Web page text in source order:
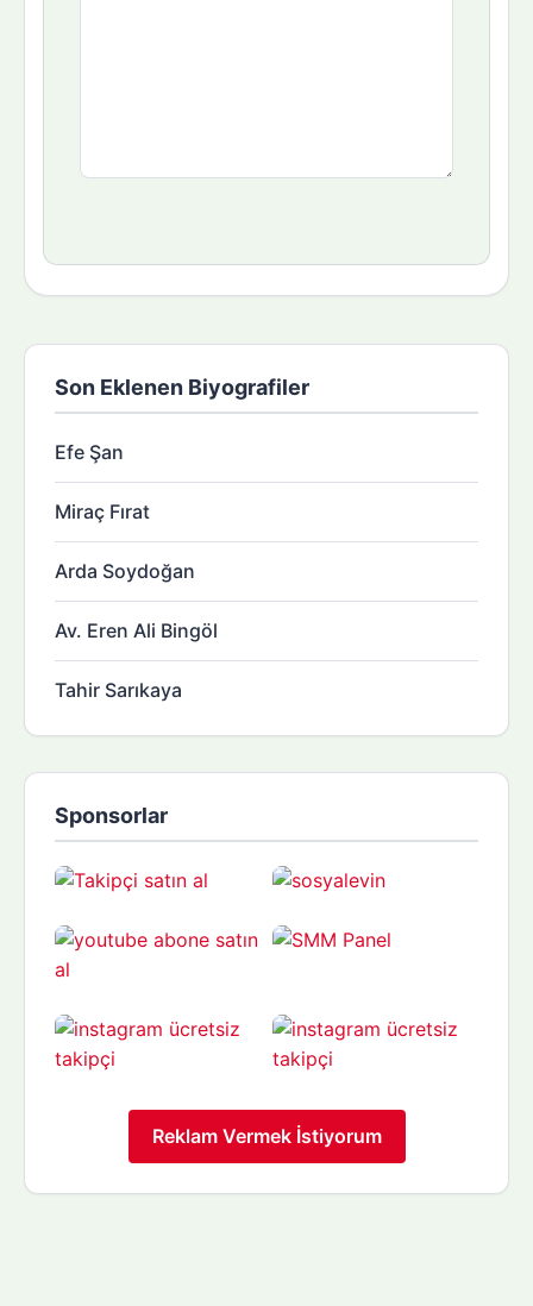
Son Eklenen Biyografiler
Efe Şan
Miraç Fırat
Arda Soydoğan
Av. Eren Ali Bingöl
Tahir Sarıkaya
Sponsorlar
Reklam Vermek İstiyorum